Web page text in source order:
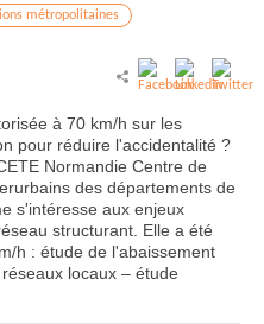
métropolitaines
à 70 km/h sur les
pour réduire l'accidentalité ?
Normandie Centre de
des départements de
s'intéresse aux enjeux
structurant. Elle a été
h : étude de l'abaissement
locaux – étude